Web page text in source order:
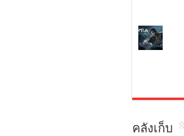
คลังเก็บ